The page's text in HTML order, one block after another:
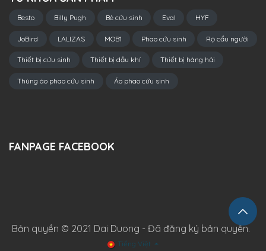
Besto Billy Pugh Bè cứu sinh Eval HYF
JoBird LALIZAS MOB1 Phao cứu sinh Rọ cẩu người
Thiết bị cứu sinh Thiết bị dầu khí Thiết bị hàng hải
Thùng áo phao cứu sinh Áo phao cứu sinh
FANPAGE FACEBOOK
Bản quyền © 2021 Dai Duong - Đã đăng ký bản quyền.
Tiếng Việt